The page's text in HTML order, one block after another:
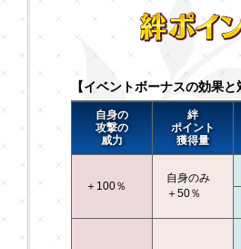
【イベントボーナスの効果と
自身の
攻撃の
威力
絆
ポイント
獲得量
＋100％
自身のみ
＋50％